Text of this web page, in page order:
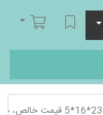
لیست مورد علاقه
سبد خرید